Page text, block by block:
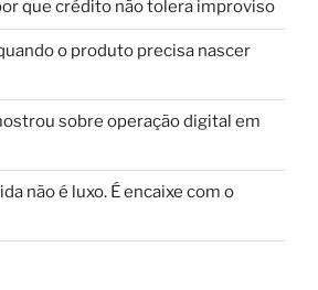
que crédito não tolera improviso
o produto precisa nascer
sobre operação digital em
não é luxo. É encaixe com o